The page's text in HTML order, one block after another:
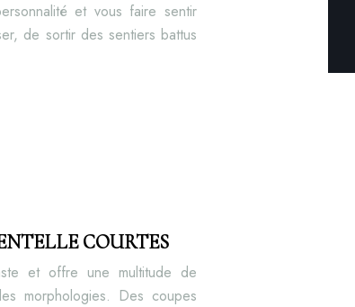
et vous faire sentir
de sortir des sentiers battus
COURTES
et offre une multitude de
morphologies. Des coupes